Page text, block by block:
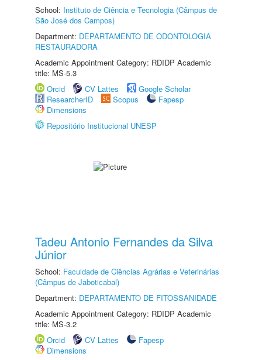
School: Instituto de Ciência e Tecnologia (Câmpus de
São José dos Campos)
Department: DEPARTAMENTO DE ODONTOLOGIA
RESTAURADORA
Academic Appointment Category: RDIDP Academic
title: MS-5.3
Orcid
CV Lattes
Google Scholar
ResearcherID
Scopus
Fapesp
Dimensions
Repositório Institucional UNESP
Tadeu Antonio Fernandes da Silva
Júnior
School: Faculdade de Ciências Agrárias e Veterinárias
(Câmpus de Jaboticabal)
Department: DEPARTAMENTO DE FITOSSANIDADE
Academic Appointment Category: RDIDP Academic
title: MS-3.2
Orcid
CV Lattes
Fapesp
Dimensions